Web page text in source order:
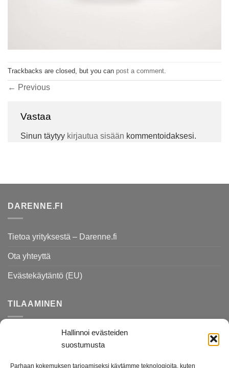
Hallinnoi evästeiden
suostumusta
Parhaan kokemuksen tarjoamiseksi käytämme teknologioita, kuten
Trackbacks are closed, but you can post a comment
← Previous
Vastaa
Sinun täytyy kirjautua sisään kommentoidaksesi.
DARENNE.FI
Tietoa yrityksestä – Darenne.fi
Ota yhteyttä
Evästekäytäntö (EU)
TILAAMINEN
Rekisteri- ja tietosuojaseloste